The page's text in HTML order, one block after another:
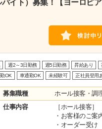
イト）募集！【ヨーロピ
週2～3日勤務 週5日勤務 昇給あり
OK
車通勤OK 未経験可 正社員登用
募集職種
ホール接客・調
仕事内容
［ホール接客］
・お客様のご案
・オーダー受け